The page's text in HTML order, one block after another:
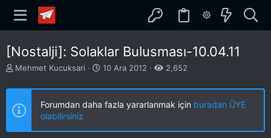
[Nostalji]: Solaklar Bulusması-10.04.11
K
n
u
u
Mehmet Kucuksari
B
ş
a
g
10 Ara 2012 2,652
Forumdan daha fazla yararlanmak için buradan ÜYE
olabilirsiniz